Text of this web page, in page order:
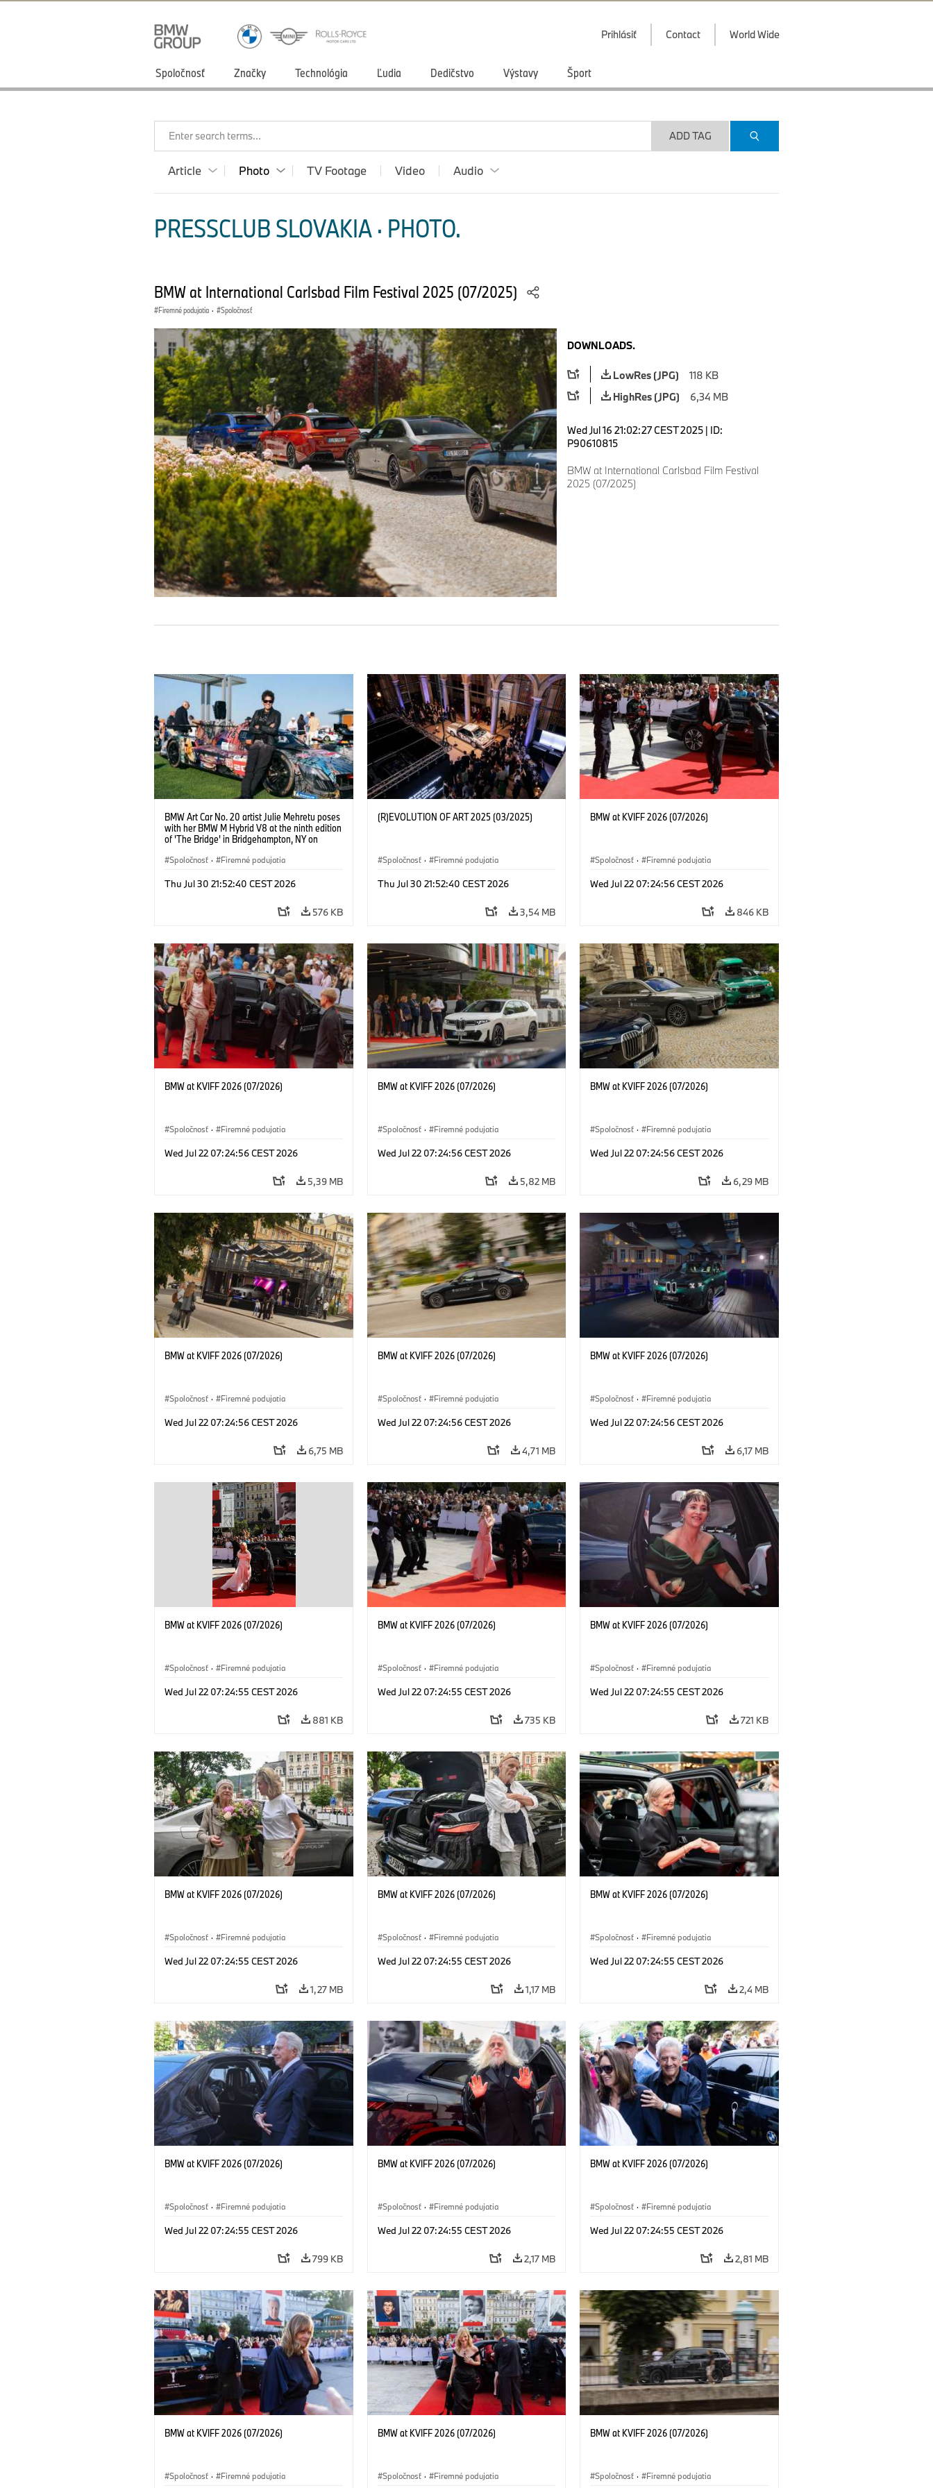
Prihlásiť Contact World Wide
Spoločnosť Značky Technológia Ľudia Dedičstvo Výstavy Šport
Enter search terms... ADD TAG
Article Photo TV Footage Video Audio
PRESSCLUB SLOVAKIA · PHOTO.
BMW at International Carlsbad Film Festival 2025 (07/2025)
Firemné podujatia · Spoločnosť
DOWNLOADS.
LowRes (JPG)
118 KB
HighRes (JPG)
6,34 MB
Wed Jul 16 21:02:27 CEST 2025 | ID:
P90610815
BMW at International Carlsbad Film Festival
2025 (07/2025)
BMW Art Car No. 20 artist Julie Mehretu poses
with her BMW M Hybrid V8 at the ninth edition
of 'The Bridge' in Bridgehampton, NY on
@benfrankephoto.
Spoločnosť · Firemné podujatia
Thu Jul 30 21:52:40 CEST 2026
576 KB
(R)EVOLUTION OF ART 2025 (03/2025)
Spoločnosť · Firemné podujatia
Thu Jul 30 21:52:40 CEST 2026
3,54 MB
BMW at KVIFF 2026 (07/2026)
Spoločnosť · Firemné podujatia
Wed Jul 22 07:24:56 CEST 2026
846 KB
BMW at KVIFF 2026 (07/2026)
Spoločnosť · Firemné podujatia
Wed Jul 22 07:24:56 CEST 2026
5,39 MB
BMW at KVIFF 2026 (07/2026)
Spoločnosť · Firemné podujatia
Wed Jul 22 07:24:56 CEST 2026
5,82 MB
BMW at KVIFF 2026 (07/2026)
Spoločnosť · Firemné podujatia
Wed Jul 22 07:24:56 CEST 2026
6,29 MB
BMW at KVIFF 2026 (07/2026)
Spoločnosť · Firemné podujatia
Wed Jul 22 07:24:56 CEST 2026
6,75 MB
BMW at KVIFF 2026 (07/2026)
Spoločnosť · Firemné podujatia
Wed Jul 22 07:24:56 CEST 2026
4,71 MB
BMW at KVIFF 2026 (07/2026)
Spoločnosť · Firemné podujatia
Wed Jul 22 07:24:56 CEST 2026
6,17 MB
BMW at KVIFF 2026 (07/2026)
Spoločnosť · Firemné podujatia
Wed Jul 22 07:24:55 CEST 2026
881 KB
BMW at KVIFF 2026 (07/2026)
Spoločnosť · Firemné podujatia
Wed Jul 22 07:24:55 CEST 2026
735 KB
BMW at KVIFF 2026 (07/2026)
Spoločnosť · Firemné podujatia
Wed Jul 22 07:24:55 CEST 2026
721 KB
BMW at KVIFF 2026 (07/2026)
Spoločnosť · Firemné podujatia
Wed Jul 22 07:24:55 CEST 2026
1,27 MB
BMW at KVIFF 2026 (07/2026)
Spoločnosť · Firemné podujatia
Wed Jul 22 07:24:55 CEST 2026
1,17 MB
BMW at KVIFF 2026 (07/2026)
Spoločnosť · Firemné podujatia
Wed Jul 22 07:24:55 CEST 2026
2,4 MB
BMW at KVIFF 2026 (07/2026)
Spoločnosť · Firemné podujatia
Wed Jul 22 07:24:55 CEST 2026
799 KB
BMW at KVIFF 2026 (07/2026)
Spoločnosť · Firemné podujatia
Wed Jul 22 07:24:55 CEST 2026
2,17 MB
BMW at KVIFF 2026 (07/2026)
Spoločnosť · Firemné podujatia
Wed Jul 22 07:24:55 CEST 2026
2,81 MB
BMW at KVIFF 2026 (07/2026)
Spoločnosť · Firemné podujatia
BMW at KVIFF 2026 (07/2026)
Spoločnosť · Firemné podujatia
BMW at KVIFF 2026 (07/2026)
Spoločnosť · Firemné podujatia